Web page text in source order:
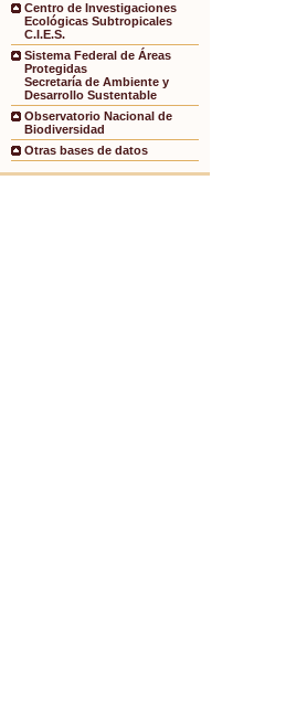
Centro de Investigaciones
Ecológicas Subtropicales
C.I.E.S.
Sistema Federal de Áreas
Protegidas
Secretaría de Ambiente y
Desarrollo Sustentable
Observatorio Nacional de
Biodiversidad
Otras bases de datos